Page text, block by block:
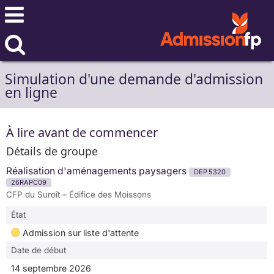
Simulation d'une demande d'admission
en ligne
À lire avant de commencer
Détails de groupe
Réalisation d'aménagements paysagers
DEP 5320
26RAPC09
CFP du Suroît – Édifice des Moissons
État
Admission sur liste d'attente
Date de début
14 septembre 2026